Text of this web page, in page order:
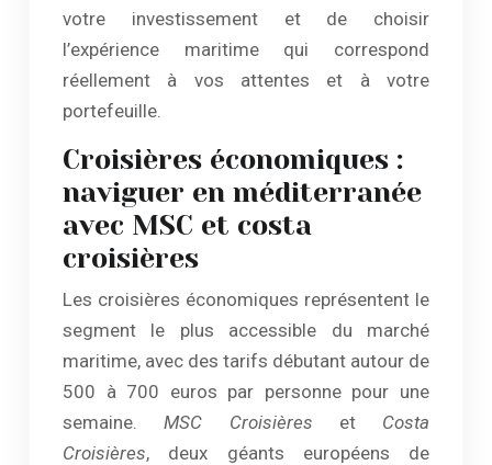
votre investissement et de choisir
l’expérience maritime qui correspond
réellement à vos attentes et à votre
portefeuille.
Croisières économiques :
naviguer en méditerranée
avec MSC et costa
croisières
Les croisières économiques représentent le
segment le plus accessible du marché
maritime, avec des tarifs débutant autour de
500 à 700 euros par personne pour une
semaine.MSC Croisières et Costa
Croisières, deux géants européens de